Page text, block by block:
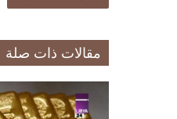
مقالات ذات صلة